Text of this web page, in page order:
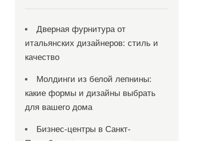
Дверная фурнитура от
итальянских дизайнеров: стиль и
качество
Молдинги из белой лепнины:
какие формы и дизайны выбрать
для вашего дома
Бизнес-центры в Санкт-